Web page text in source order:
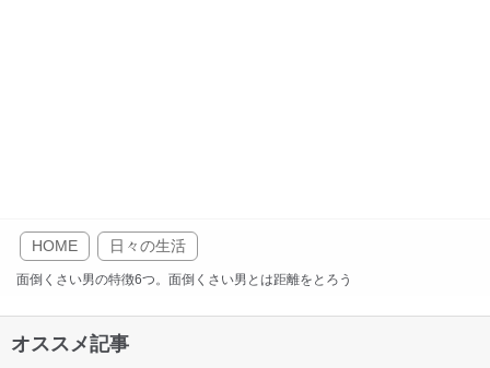
HOME 日々の生活
面倒くさい男の特徴6つ。面倒くさい男とは距離をとろう
オススメ記事